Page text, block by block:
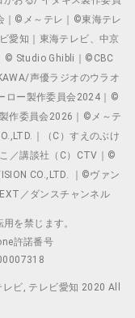
｜©メ～テレ｜©東海テレ
愛知｜東海テレビ、中京
© Studio Ghibli｜©CBC
声優ラジオのウラオ
ロー製作委員会2024｜©
作委員会2026｜©メ～テ
｜（C）すえのぶけ
／講談社（C）CTV｜©
CO.,LTD. ｜©ヴァン
／ダンスチャンネル
を禁じます。
許諾番号
ビ, テレビ愛知 2020 All